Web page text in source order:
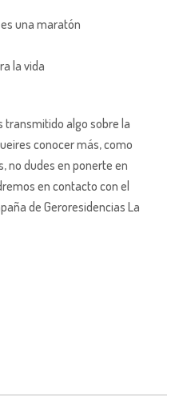
una maratón
la vida
transmitido algo sobre la
conocer más, como
no dudes en ponerte en
en contacto con el
de Geroresidencias La